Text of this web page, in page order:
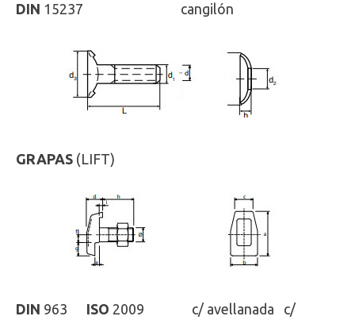
DIN 15237 cangilón
GRAPAS (LIFT)
DIN 963 ISO 2009 c/ avellanada c/